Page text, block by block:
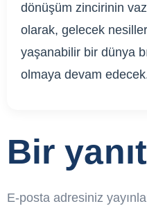
dönüşüm zincirinin
olarak, gelecek
yaşanabilir bir dünya
olmaya devam
Bir
E-posta adresiniz